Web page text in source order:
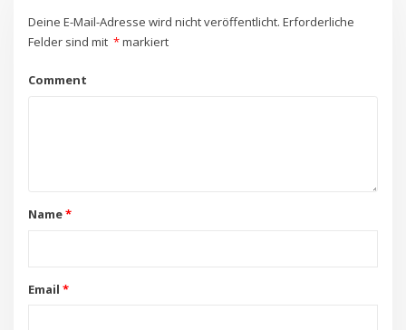
Deine E-Mail-Adresse wird nicht veröffentlicht. Erforderliche
Felder sind mit *markiert
Comment
Name*
Email *